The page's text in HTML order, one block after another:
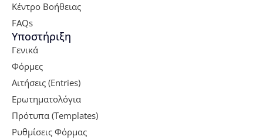
Κέντρο Βοήθειας
FAQs
Υποστήριξη
Γενικά
Φόρμες
Αιτήσεις (Entries)
Ερωτηματολόγια
Πρότυπα (Templates)
Ρυθμίσεις Φόρμας